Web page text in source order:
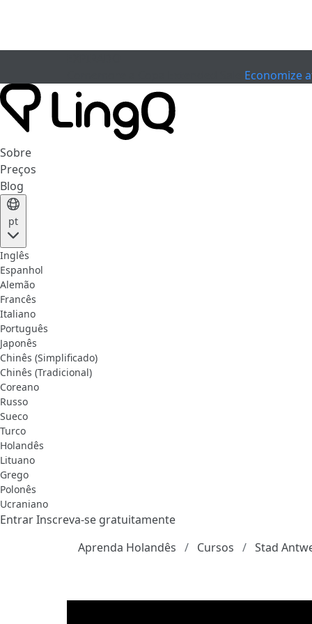
Economize
Sobre
Preços
Blog
pt
Inglês
Espanhol
Alemão
Francês
Italiano
Português
Japonês
Chinês (Simplificado)
Chinês (Tradicional)
Coreano
Russo
Sueco
Turco
Holandês
Lituano
Grego
Polonês
Ucraniano
EntrarInscreva-se gratuitamente
Aprenda Holandês
Cursos Stad